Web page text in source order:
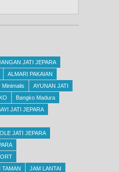
JATI JEPARA
ALMARI PAKAIAN
Minimalis
AYUNAN JATI
Bangko Madura
JATI JEPARA
JATI JEPARA
JAM LANTAI